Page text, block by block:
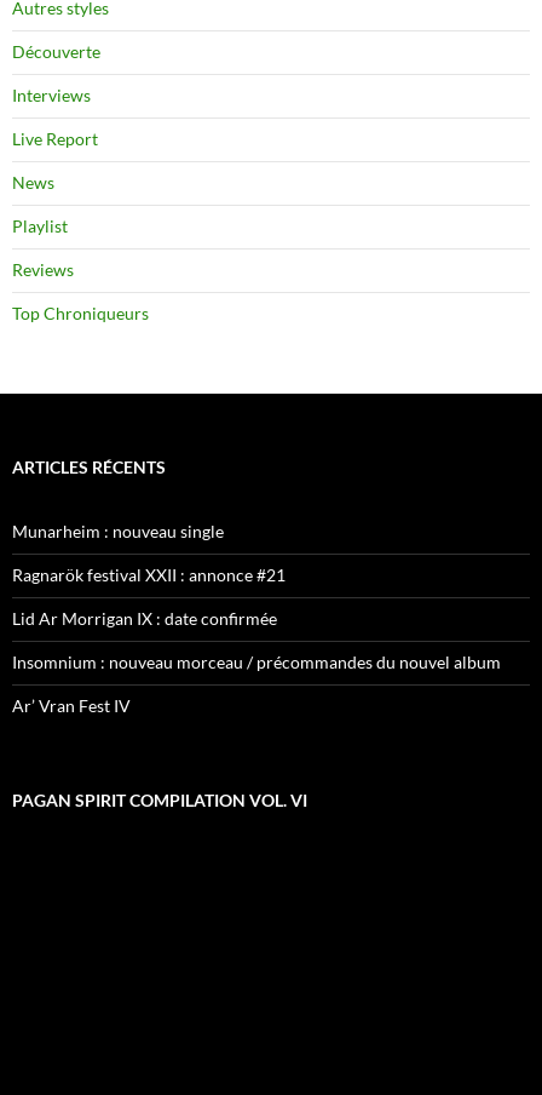
Autres styles
Découverte
Interviews
Live Report
News
Playlist
Reviews
Top Chroniqueurs
ARTICLES RÉCENTS
Munarheim : nouveau single
Ragnarök festival XXII : annonce #21
Lid Ar Morrigan IX : date confirmée
Insomnium : nouveau morceau / précommandes du nouvel album
Ar’ Vran Fest IV
PAGAN SPIRIT COMPILATION VOL. VI